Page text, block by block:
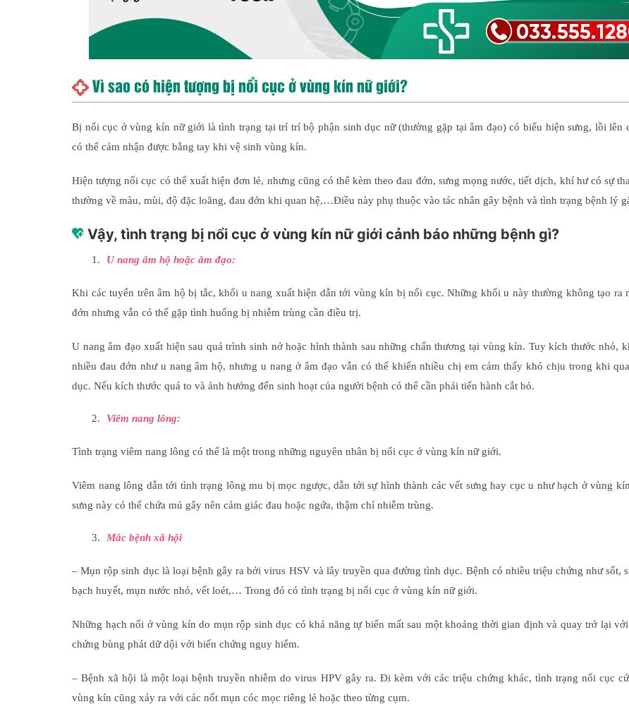
Vì sao có hiện tượng bị nổi cục ở vùng kín nữ giới?
Bị nổi cục ở vùng kín nữ giới là tình trạng tại trí trí bộ phận sinh dục nữ (thường gặp tại âm đạo) có biểu hiện sưng, lồi lên
có thể cảm nhận được bằng tay khi vệ sinh vùng kín.
Hiện tượng nổi cục có thể xuất hiện đơn lẻ, nhưng cũng có thể kèm theo đau đớn, sưng mọng nước, tiết dịch, khí hư có sự
thường về màu, mùi, độ đặc loãng, đau đớn khi quan hệ,…Điều này phụ thuộc vào tác nhân gây bệnh và tình trạng bệnh lý
Vậy, tình trạng bị nổi cục ở vùng kín nữ giới cảnh báo những bệnh gì?
U nang âm hộ hoặc âm đạo:
Khi các tuyến trên âm hộ bị tắc, khối u nang xuất hiện dẫn tới vùng kín bị nổi cục. Những khối u này thường không tạo ra
đớn nhưng vẫn có thể gặp tình huống bị nhiễm trùng cần điều trị.
U nang âm đạo xuất hiện sau quá trình sinh nở hoặc hình thành sau những chấn thương tại vùng kín. Tuy kích thước nhỏ,
nhiều đau đớn như u nang âm hộ, nhưng u nang ở âm đạo vẫn có thể khiến nhiều chị em cảm thấy khó chịu trong khi
dục. Nếu kích thước quá to và ảnh hưởng đến sinh hoạt của người bệnh có thể cần phải tiến hành cắt bỏ.
Viêm nang lông:
Tình trạng viêm nang lông có thể là một trong những nguyên nhân bị nổi cục ở vùng kín nữ giới.
Viêm nang lông dẫn tới tình trạng lông mu bị mọc ngược, dẫn tới sự hình thành các vết sưng hay cục u như hạch ở vùng
sưng này có thể chứa mủ gây nên cảm giác đau hoặc ngứa, thậm chí nhiễm trùng.
Mắc bệnh xã hội
– Mụn rộp sinh dục là loại bệnh gây ra bởi virus HSV và lây truyền qua đường tình dục. Bệnh có nhiều triệu chứng như sốt,
bạch huyết, mụn nước nhỏ, vết loét,… Trong đó có tình trạng bị nổi cục ở vùng kín nữ giới.
Những hạch nổi ở vùng kín do mụn rộp sinh dục có khả năng tự biến mất sau một khoảng thời gian định và quay trở lại
chứng bùng phát dữ dội với biến chứng nguy hiểm.
– Bệnh xã hội là một loại bệnh truyền nhiễm do virus HPV gây ra. Đi kèm với các triệu chứng khác, tình trạng nổi cục
vùng kín cũng xảy ra với các nốt mụn cóc mọc riêng lẻ hoặc theo từng cụm.